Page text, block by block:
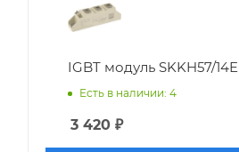
IGBT модуль SKKH57/14E
Есть в наличии: 4
3 420 ₽